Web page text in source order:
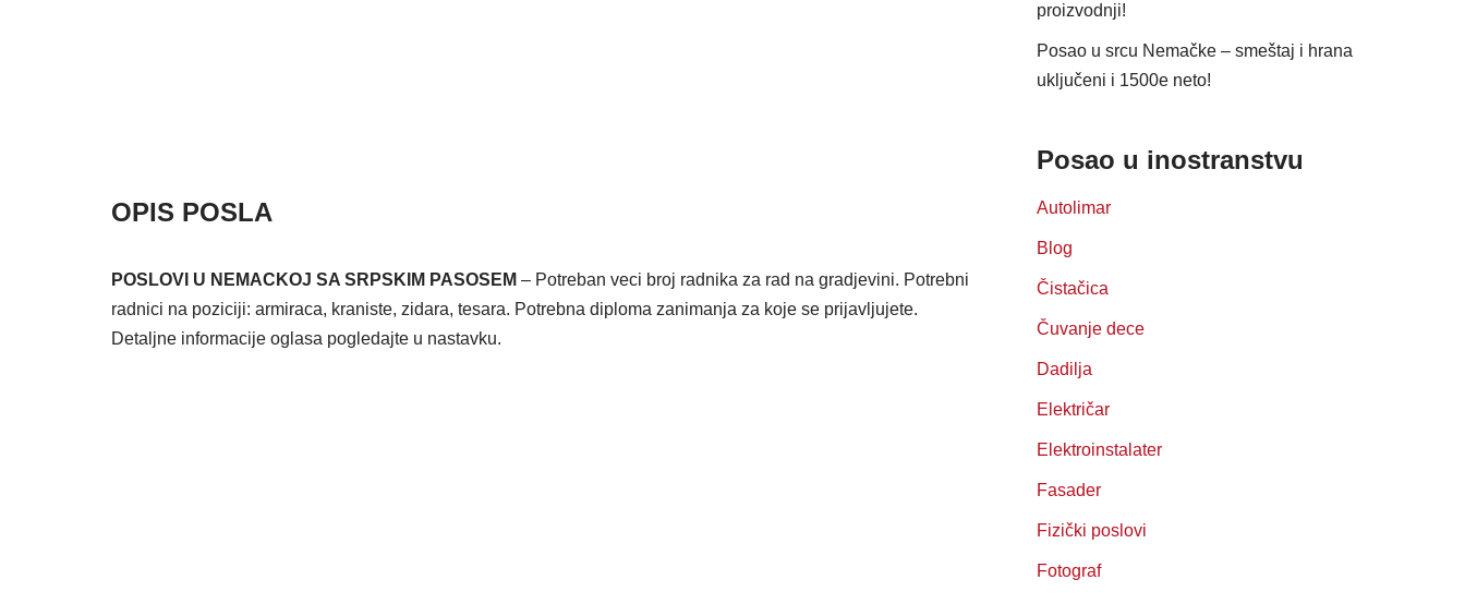
OPIS POSLA
POSLOVI U NEMACKOJ SA SRPSKIM PASOSEM – Potreban veci broj radnika za rad na gradjevini. Potrebni
radnici na poziciji: armiraca, kraniste, zidara, tesara. Potrebna diploma zanimanja za koje se prijavljujete.
Detaljne informacije oglasa pogledajte u nastavku.
proizvodnji!
Posao u srcu Nemačke – smeštaj i hrana
uključeni i 1500e neto!
Posao u inostranstvu
Autolimar
Blog
Čistačica
Čuvanje dece
Dadilja
Električar
Elektroinstalater
Fasader
Fizički poslovi
Fotograf